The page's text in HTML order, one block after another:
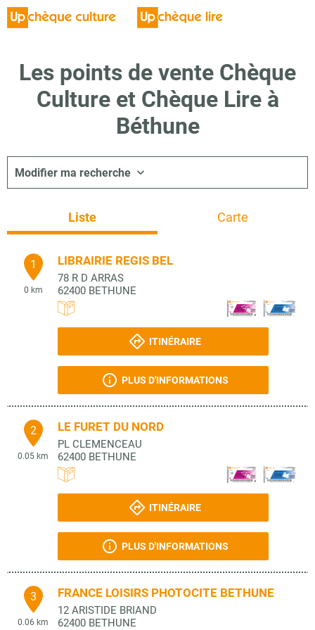
Les points de vente Chèque
Culture et Chèque Lire à
Béthune
Modifier ma recherche
Liste Carte
1
0 km
LIBRAIRIE REGIS BEL
78 R D ARRAS
62400 BETHUNE
ITINÉRAIRE
PLUS D'INFORMATIONS
2
0.05 km
LE FURET DU NORD
PL CLEMENCEAU
62400 BETHUNE
ITINÉRAIRE
PLUS D'INFORMATIONS
3
0.06 km
FRANCE LOISIRS PHOTOCITE BETHUNE
12 ARISTIDE BRIAND
62400 BETHUNE